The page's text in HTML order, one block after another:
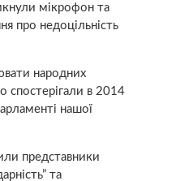
мікрофон та
про недоцільність
народних
спостерігали в 2014
нашої
представники
та